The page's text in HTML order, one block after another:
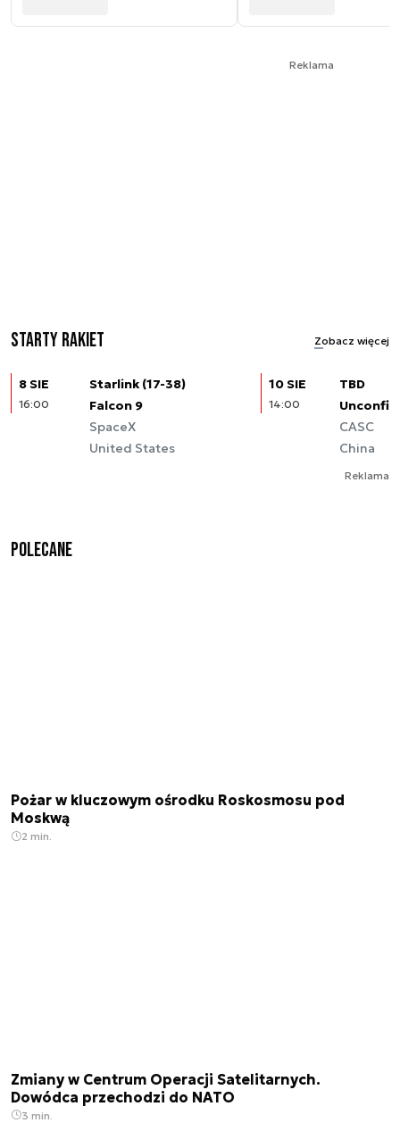
Reklama
Starty rakiet Zobacz więcej
8 SIE
16:00
Starlink (17-38)
Falcon 9
SpaceX
United States
10 SIE
14:00
TBD
CASC
China
Reklama
Polecane
Pożar w kluczowym ośrodku Roskosmosu pod
Moskwą
2 min.
Zmiany w Centrum Operacji Satelitarnych.
Dowódca przechodzi do NATO
3 min.